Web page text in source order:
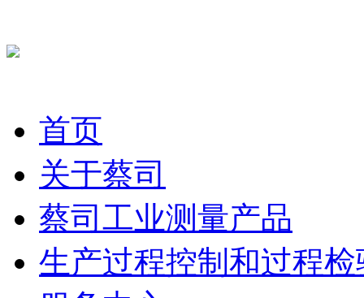
首页
关于蔡司
蔡司工业测量产品
生产过程控制和过程